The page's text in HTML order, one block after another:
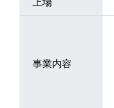
事業内容